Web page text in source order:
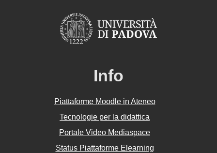
Info
Piattaforme Moodle in Ateneo
Tecnologie per la didattica
Portale Video Mediaspace
Status Piattaforme Elearning